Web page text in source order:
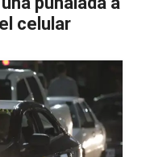
celular